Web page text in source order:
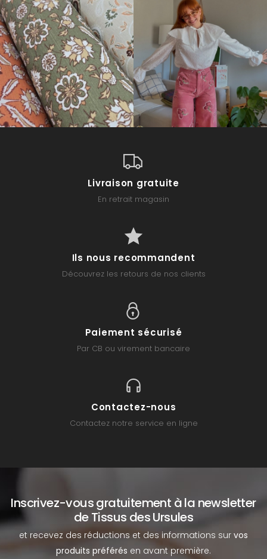
Livraison gratuite
En retrait magasin
Ils nous recommandent
Découvrez les retours de nos clients
Paiement sécurisé
Par CB ou virement bancaire
Contactez-nous
Contactez notre service en ligne
Inscrivez-vous gratuitement à la newsletter
de Tissus des Ursules
et recevez des réductions et des informations sur vos
produits préférés en avant première.